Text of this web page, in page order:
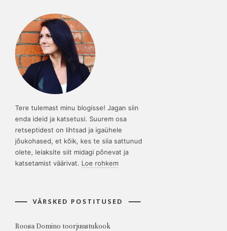
Tere tulemast minu blogisse! Jagan siin
enda ideid ja katsetusi. Suurem osa
retseptidest on lihtsad ja igaühele
jõukohased, et kõik, kes te siia sattunud
olete, leiaksite siit midagi põnevat ja
katsetamist väärivat. Loe rohkem
VÄRSKED POSTITUSED
Roosa Domino toorjuustukook